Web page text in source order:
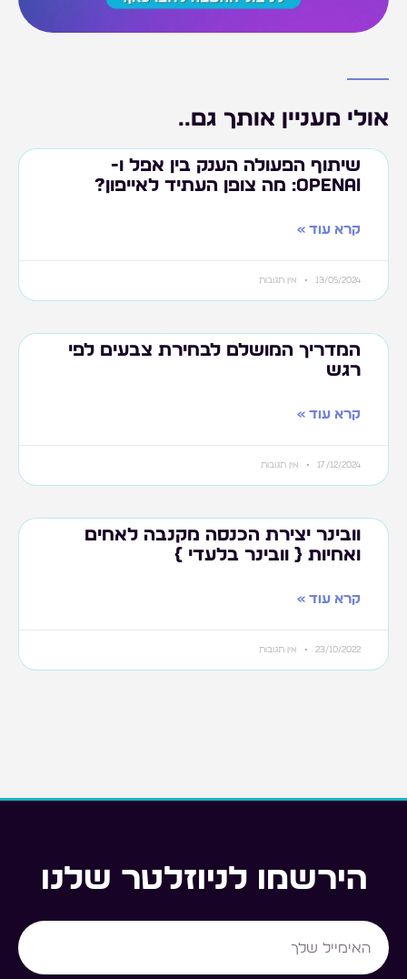
אולי מעניין אותך גם..
שיתוף הפעולה הענק בין אפל ו-
OpenAI: מה צופן העתיד לאייפון?
קרא עוד »
13/05/2024 אין תגובות
המדריך המושלם לבחירת צבעים לפי
רגש
קרא עוד »
17/12/2024 אין תגובות
וובינר יצירת הכנסה מקנבה לאחים
ואחיות { וובינר בלעדי }
קרא עוד »
23/10/2022 אין תגובות
הירשמו לניוזלטר שלנו
Email